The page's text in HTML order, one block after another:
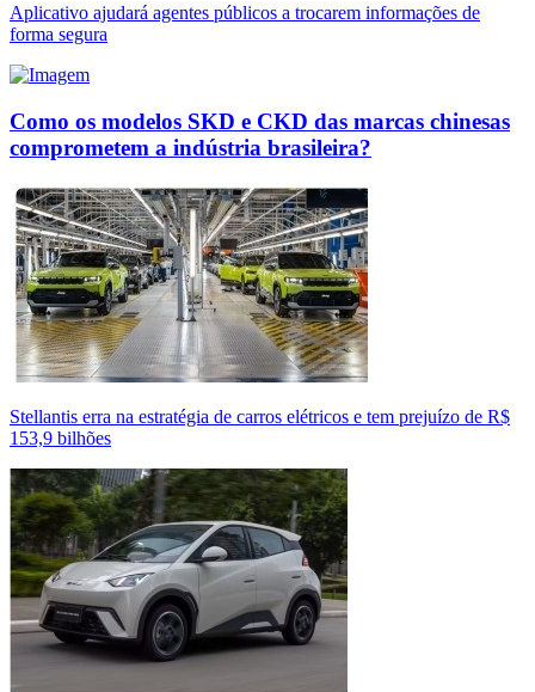
Aplicativo ajudará agentes públicos a trocarem informações de
forma segura
Como os modelos SKD e CKD das marcas chinesas
comprometem a indústria brasileira?
Stellantis erra na estratégia de carros elétricos e tem prejuízo de R$
153,9 bilhões